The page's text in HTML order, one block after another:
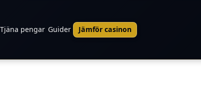
Tjäna pengar Guider Jämför casinon